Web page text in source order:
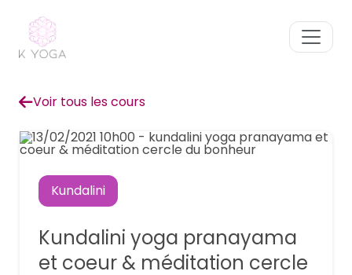
Voir tous les cours
Kundalini
Kundalini yoga pranayama
et coeur & méditation cercle